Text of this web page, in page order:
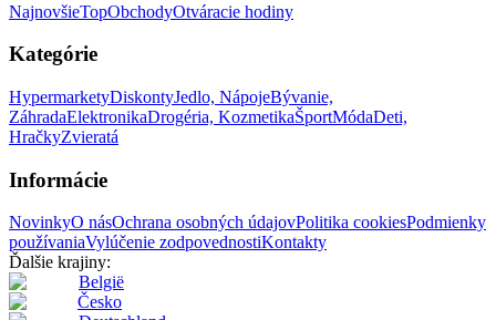
NajnovšieTopObchodyOtváracie hodiny
Kategórie
HypermarketyDiskontyJedlo, NápojeBývanie,
ZáhradaElektronikaDrogéria, KozmetikaŠportMódaDeti,
HračkyZvieratá
Informácie
NovinkyO násOchrana osobných údajovPolitika cookiesPodmienky
používaniaVylúčenie zodpovednostiKontakty
Ďalšie krajiny:
België
Česko